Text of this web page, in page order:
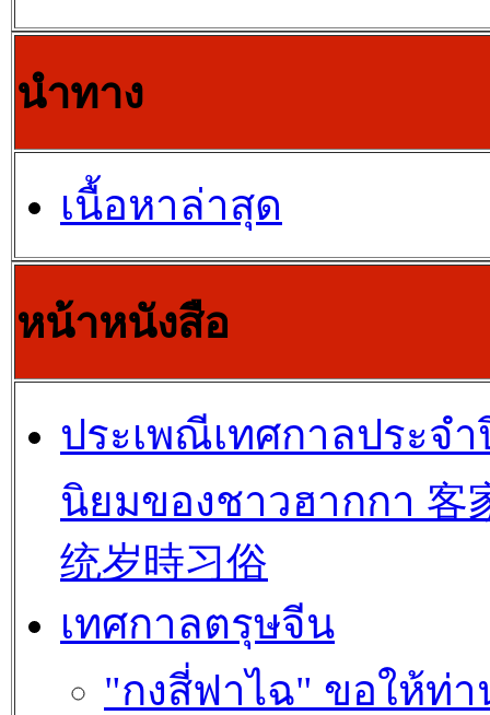
นำทาง
เนื้อหาล่าสุด
หน้าหนังสือ
ประเพณีเทศกาลประจ
นิยมของชาวฮากกา 客
统岁時习俗
เทศกาลตรุษจีน
"กงสี่ฟาไฉ" ขอให้ท่า